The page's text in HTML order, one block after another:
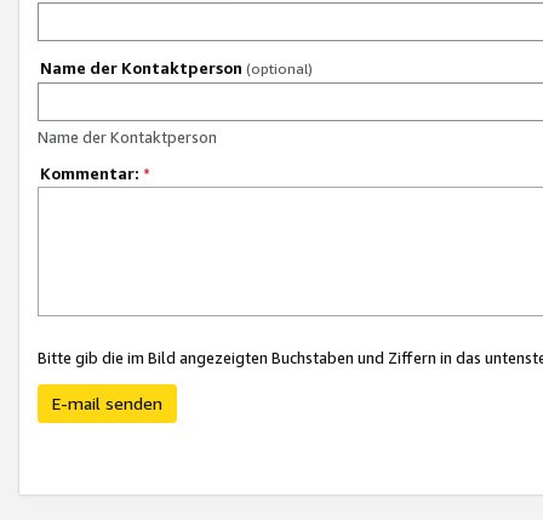
Name der Kontaktperson (optional)
Name der Kontaktperson
Kommentar: *
Bitte gib die im Bild angezeigten Buchstaben und Ziffern in das
E-mail senden